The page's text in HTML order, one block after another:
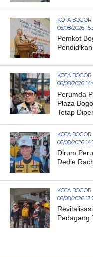
KOTA BOGOR
06/08/2026
Pemkot
KOTA BOGOR
06/08/2026
Perumda
Plaza
Tetap
KOTA BOGOR
06/08/2026
Dirum
Dedie
KOTA BOGOR
06/08/2026
Pedagang